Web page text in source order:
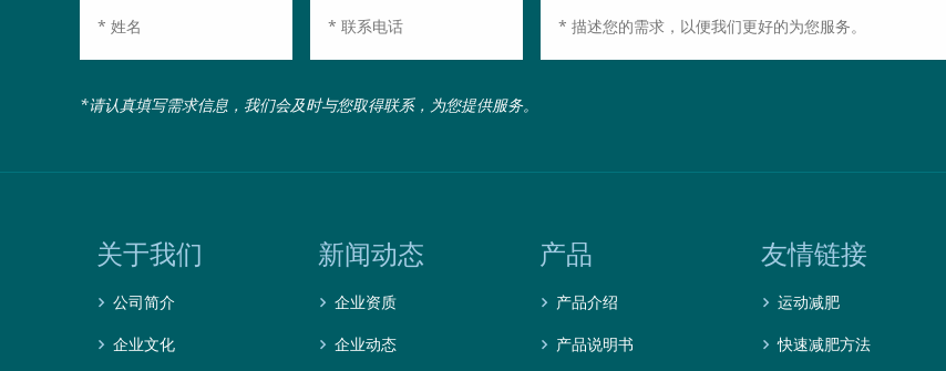
*请认真填写需求信息，我们会及时与您取得联系，为您提供服务。
关于我们
公司简介
企业文化
新闻动态
企业资质
企业动态
产品
产品介绍
产品说明书
友情链接
运动减肥
快速减肥方法